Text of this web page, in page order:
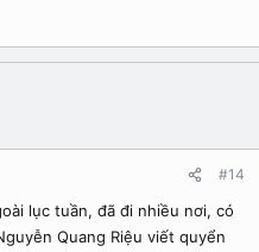
#14
lục tuần, đã đi nhiều nơi, có
Quang Riệu viết quyển